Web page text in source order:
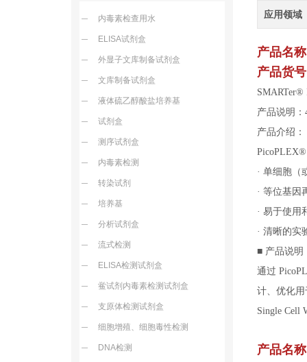
内毒素检查用水
ELISA试剂盒
外显子文库制备试剂盒
文库制备试剂盒
液体硫乙醇酸盐培养基
试剂盒
测序试剂盒
内毒素检测
转染试剂
培养基
分析试剂盒
流式检测
ELISA检测试剂盒
鲎试剂内毒素检测试剂盒
支原体检测试剂盒
细胞增殖、细胞毒性检测
DNA检测
应用领域
产品名
产品货
SMARTer®
产品说明：
产品介绍：
· 单细胞（
·等位基因
· 易于使用
· 清晰的实
■ 产品说明
通过
计、优化
Single Cell
产品名